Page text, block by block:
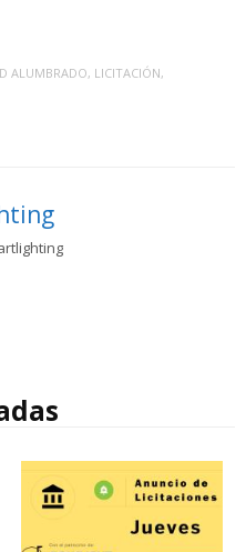
ALUMBRADO, LICITACIÓN,